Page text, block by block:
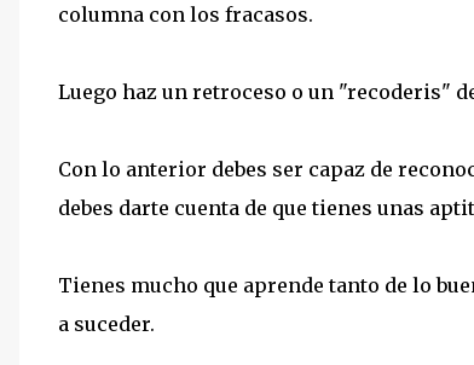
columna con los fracasos.
Luego haz un retroceso o un "recoderis"
Con lo anterior debes ser capaz de
debes darte cuenta de que tienes unas
Tienes mucho que aprende tanto de lo
a suceder.